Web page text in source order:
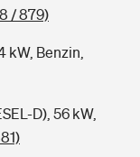
/ 879)
kW, Benzin,
D), 56 kW,